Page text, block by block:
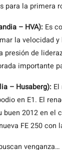
para la primera
– HVA): Es
la velocidad
presión de
importante
– Husaberg):
en E1. El
buen 2012 en el
FE 250
venganza…